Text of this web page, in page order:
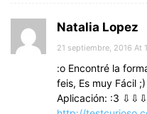
Natalia Lopez
21 septiembre, 2016 At
:o Encontré la
feis, Es muy Fácil
Aplicación: :3